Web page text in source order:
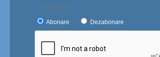
Abonare Dezabonare